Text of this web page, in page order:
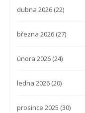
dubna 2026 (22)
března 2026 (27)
února 2026 (24)
ledna 2026 (20)
prosince 2025 (30)